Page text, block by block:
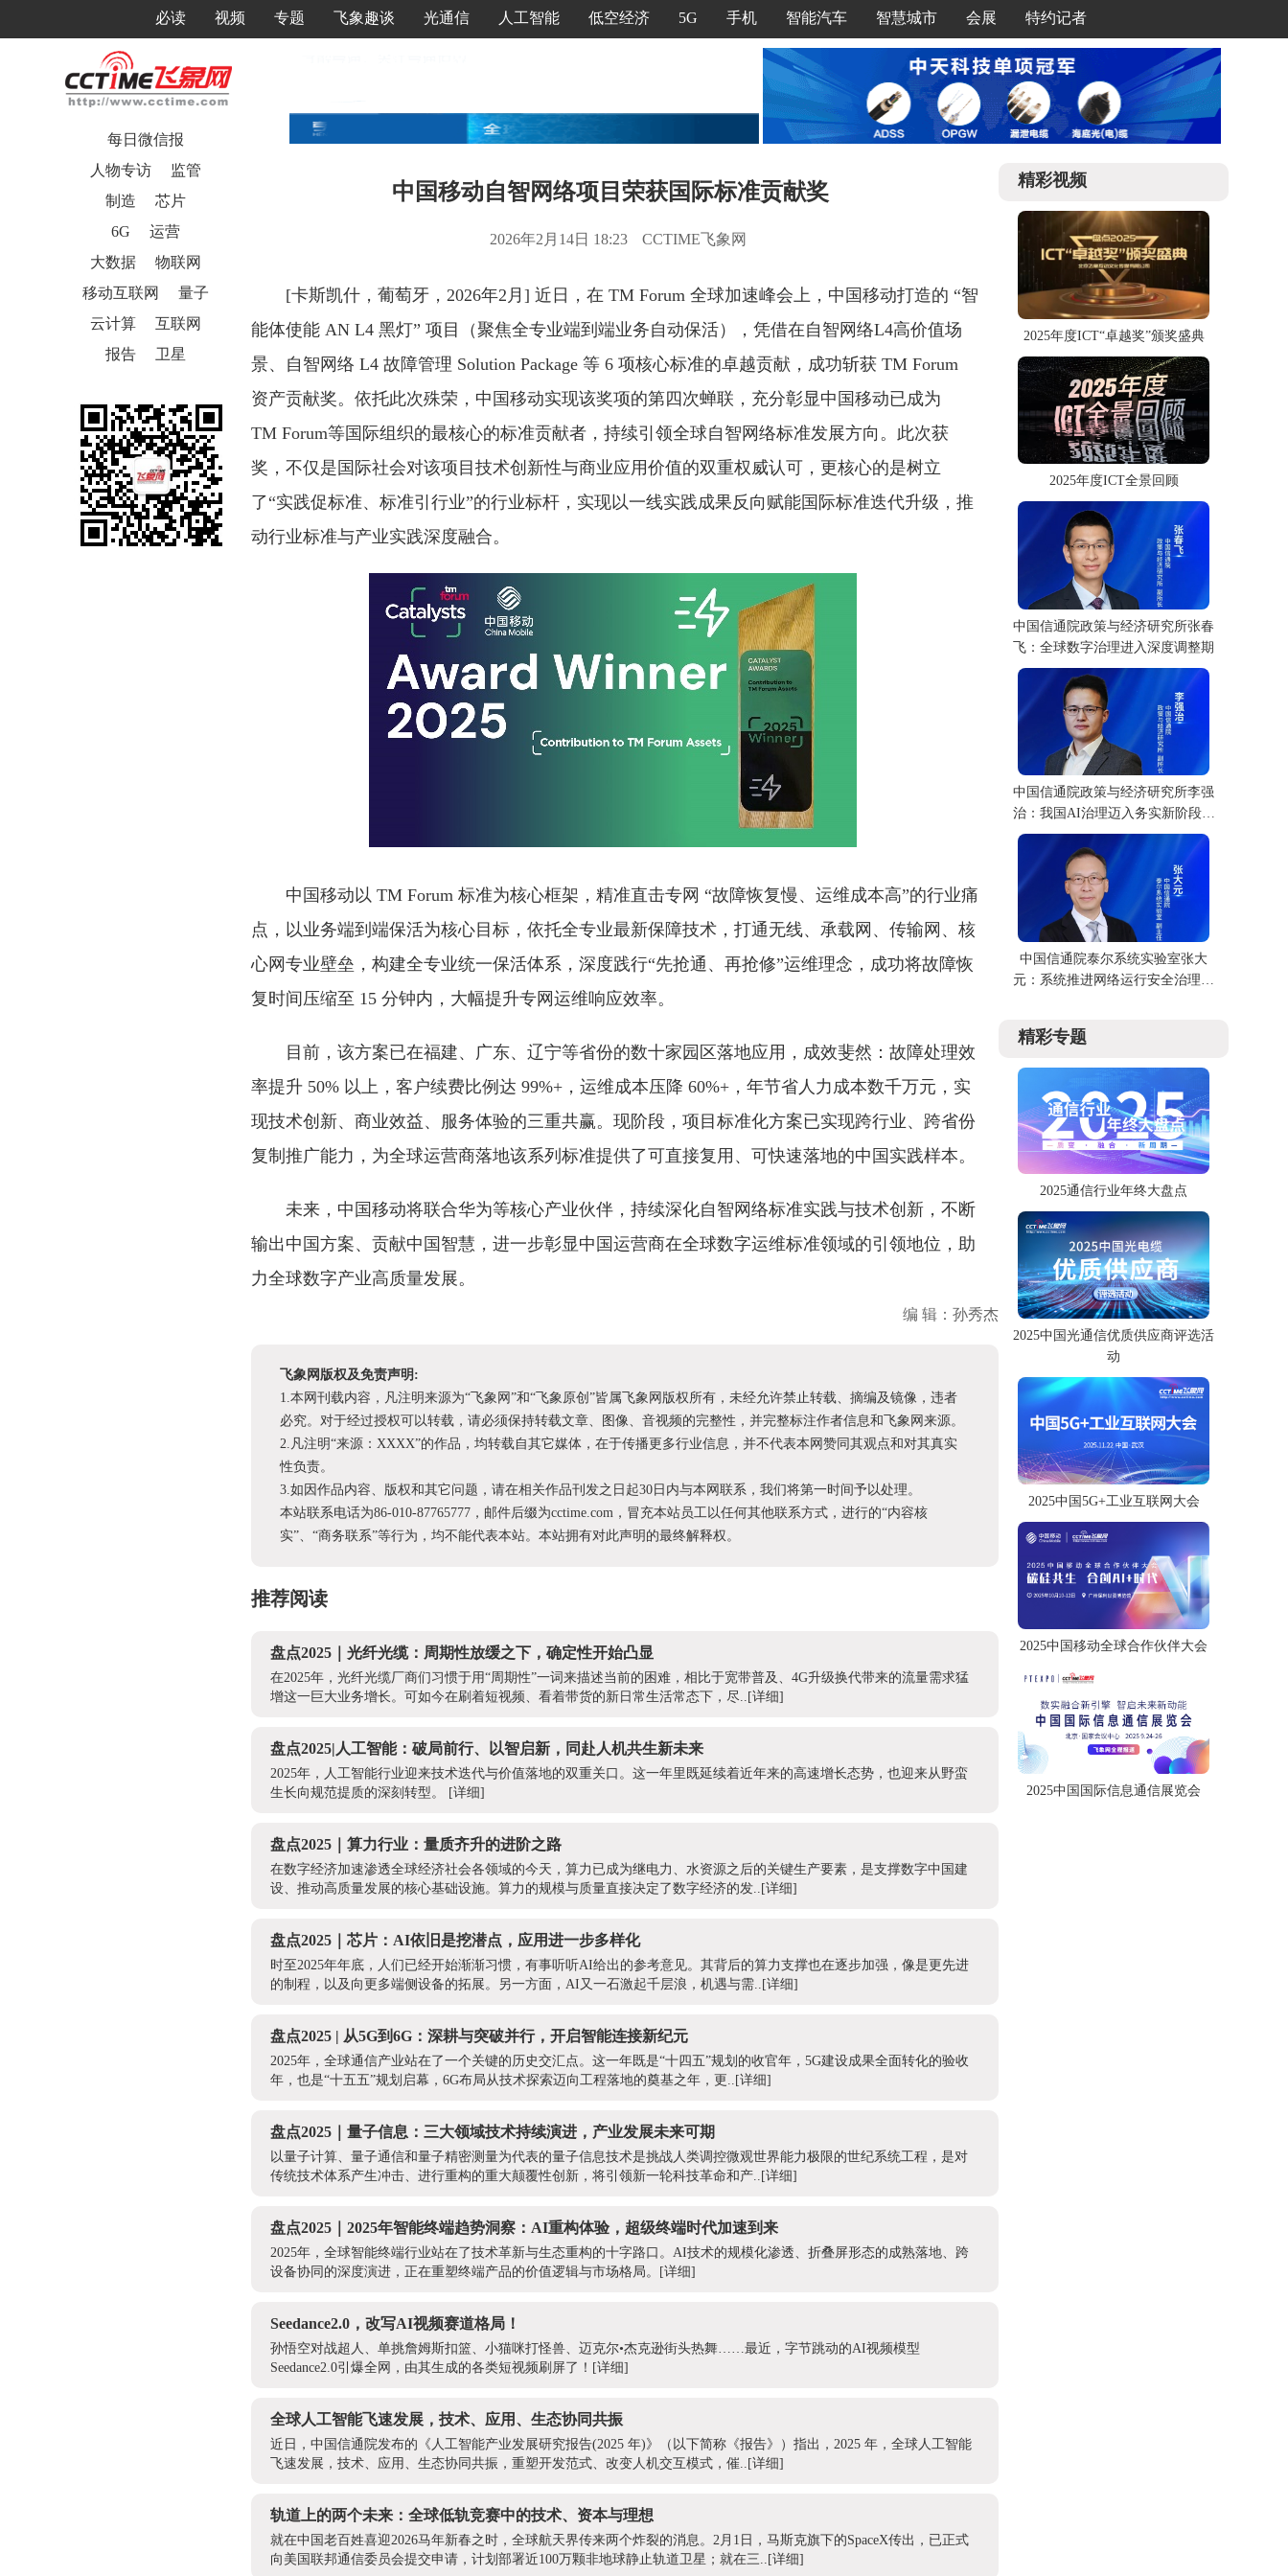
必读 视频 专题 飞象趣谈 光通信 人工智能 低空经济 5G 手机 智能汽车 智慧城市 会展 特约记者
每日微信报
人物专访
监管
制造
芯片
6G
运营
大数据
物联网
移动互联网
量子
云计算
互联网
报告
卫星
中国移动自智网络项目荣获国际标准贡献奖
2026年2月14日 18:23 CCTIME飞象网
[卡斯凯什，葡萄牙，2026年2月] 近日，在 TM Forum 全球加速峰会上，中国移动打造的 “智
能体使能 AN L4 黑灯” 项目（聚焦全专业端到端业务自动保活），凭借在自智网络L4高价值场
景、自智网络 L4 故障管理 Solution Package 等 6 项核心标准的卓越贡献，成功斩获 TM Forum
资产贡献奖。依托此次殊荣，中国移动实现该奖项的第四次蝉联，充分彰显中国移动已成为
TM Forum等国际组织的最核心的标准贡献者，持续引领全球自智网络标准发展方向。此次获
奖，不仅是国际社会对该项目技术创新性与商业应用价值的双重权威认可，更核心的是树立
了“实践促标准、标准引行业”的行业标杆，实现以一线实践成果反向赋能国际标准迭代升级，推
动行业标准与产业实践深度融合。
中国移动以 TM Forum 标准为核心框架，精准直击专网 “故障恢复慢、运维成本高”的行业痛
点，以业务端到端保活为核心目标，依托全专业最新保障技术，打通无线、承载网、传输网、核
心网专业壁垒，构建全专业统一保活体系，深度践行“先抢通、再抢修”运维理念，成功将故障恢
复时间压缩至 15 分钟内，大幅提升专网运维响应效率。
目前，该方案已在福建、广东、辽宁等省份的数十家园区落地应用，成效斐然：故障处理效
率提升 50% 以上，客户续费比例达 99%+，运维成本压降 60%+，年节省人力成本数千万元，实
现技术创新、商业效益、服务体验的三重共赢。现阶段，项目标准化方案已实现跨行业、跨省份
复制推广能力，为全球运营商落地该系列标准提供了可直接复用、可快速落地的中国实践样本。
未来，中国移动将联合华为等核心产业伙伴，持续深化自智网络标准实践与技术创新，不断
输出中国方案、贡献中国智慧，进一步彰显中国运营商在全球数字运维标准领域的引领地位，助
力全球数字产业高质量发展。
编 辑：孙秀杰
飞象网版权及免责声明:
1.本网刊载内容，凡注明来源为“飞象网”和“飞象原创”皆属飞象网版权所有，未经允许禁止转载、摘编及镜像，违者
必究。对于经过授权可以转载，请必须保持转载文章、图像、音视频的完整性，并完整标注作者信息和飞象网来源。
2.凡注明“来源：XXXX”的作品，均转载自其它媒体，在于传播更多行业信息，并不代表本网赞同其观点和对其真实
性负责。
3.如因作品内容、版权和其它问题，请在相关作品刊发之日起30日内与本网联系，我们将第一时间予以处理。
本站联系电话为86-010-87765777，邮件后缀为cctime.com，冒充本站员工以任何其他联系方式，进行的“内容核
实”、“商务联系”等行为，均不能代表本站。本站拥有对此声明的最终解释权。
推荐阅读
盘点2025｜光纤光缆：周期性放缓之下，确定性开始凸显
在2025年，光纤光缆厂商们习惯于用“周期性”一词来描述当前的困难，相比于宽带普及、4G升级换代带来的流量需求猛
增这一巨大业务增长。可如今在刷着短视频、看着带货的新日常生活常态下，尽.. [详细]
盘点2025|人工智能：破局前行、以智启新，同赴人机共生新未来
2025年，人工智能行业迎来技术迭代与价值落地的双重关口。这一年里既延续着近年来的高速增长态势，也迎来从野蛮
生长向规范提质的深刻转型。
[详细]
盘点2025｜算力行业：量质齐升的进阶之路
在数字经济加速渗透全球经济社会各领域的今天，算力已成为继电力、水资源之后的关键生产要素，是支撑数字中国建
设、推动高质量发展的核心基础设施。算力的规模与质量直接决定了数字经济的发.. [详细]
盘点2025｜芯片：AI依旧是挖潜点，应用进一步多样化
时至2025年年底，人们已经开始渐渐习惯，有事听听AI给出的参考意见。其背后的算力支撑也在逐步加强，像是更先进
的制程，以及向更多端侧设备的拓展。另一方面，AI又一石激起千层浪，机遇与需.. [详细]
盘点2025 | 从5G到6G：深耕与突破并行，开启智能连接新纪元
2025年，全球通信产业站在了一个关键的历史交汇点。这一年既是“十四五”规划的收官年，5G建设成果全面转化的验收
年，也是“十五五”规划启幕，6G布局从技术探索迈向工程落地的奠基之年，更.. [详细]
盘点2025｜量子信息：三大领域技术持续演进，产业发展未来可期
以量子计算、量子通信和量子精密测量为代表的量子信息技术是挑战人类调控微观世界能力极限的世纪系统工程，是对
传统技术体系产生冲击、进行重构的重大颠覆性创新，将引领新一轮科技革命和产.. [详细]
盘点2025｜2025年智能终端趋势洞察：AI重构体验，超级终端时代加速到来
2025年，全球智能终端行业站在了技术革新与生态重构的十字路口。AI技术的规模化渗透、折叠屏形态的成熟落地、跨
设备协同的深度演进，正在重塑终端产品的价值逻辑与市场格局。
[详细]
Seedance2.0，改写AI视频赛道格局！
孙悟空对战超人、单挑詹姆斯扣篮、小猫咪打怪兽、迈克尔•杰克逊街头热舞……最近，字节跳动的AI视频模型
Seedance2.0引爆全网，由其生成的各类短视频刷屏了！ [详细]
全球人工智能飞速发展，技术、应用、生态协同共振
近日，中国信通院发布的《人工智能产业发展研究报告(2025 年)》（以下简称《报告》）指出，2025 年，全球人工智能
飞速发展，技术、应用、生态协同共振，重塑开发范式、改变人机交互模式，催.. [详细]
轨道上的两个未来：全球低轨竞赛中的技术、资本与理想
就在中国老百姓喜迎2026马年新春之时，全球航天界传来两个炸裂的消息。2月1日，马斯克旗下的SpaceX传出，已正式
向美国联邦通信委员会提交申请，计划部署近100万颗非地球静止轨道卫星；就在三.. [详细]
精彩视频
2025年度ICT“卓越奖”颁奖盛典
2025年度ICT全景回顾
中国信通院政策与经济研究所张春
飞：全球数字治理进入深度调整期
中国信通院政策与经济研究所李强
治：我国AI治理迈入务实新阶段，
场景与工具同步落地
中国信通院泰尔系统实验室张大
元：系统推进网络运行安全治理，
精彩专题
2025通信行业年终大盘点
2025中国光通信优质供应商评选活
动
2025中国5G+工业互联网大会
2025中国移动全球合作伙伴大会
2025中国国际信息通信展览会